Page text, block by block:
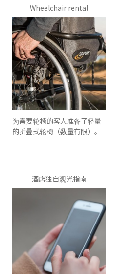
Wheelchair rental
为需要轮椅的客人准备了轻量
的折叠式轮椅（数量有限）。
酒店独自观光指南